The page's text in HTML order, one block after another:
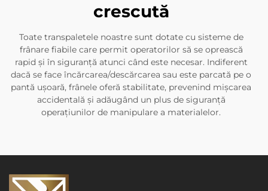
crescută
Toate transpaletele noastre sunt dotate cu sisteme de
frânare fiabile care permit operatorilor să se oprească
rapid și în siguranță atunci când este necesar. Indiferent
dacă se face încărcarea/descărcarea sau este parcată pe o
pantă ușoară, frânele oferă stabilitate, prevenind mișcarea
accidentală și adăugând un plus de siguranță
operațiunilor de manipulare a materialelor.